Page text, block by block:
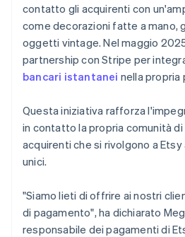
Stripe Sessions 2026
Scopri come Stripe sta
Guarda ora
contatto gli acquirenti con
come decorazioni fatte a mano,
oggetti vintage. Nel maggio
partnership con Stripe per
bancari istantanei nella
Questa iniziativa rafforza
in contatto la propria comunità di
acquirenti che si rivolgono a
unici.
"Siamo lieti di offrire ai nostri
di pagamento", ha dichiarato
responsabile dei pagamenti di